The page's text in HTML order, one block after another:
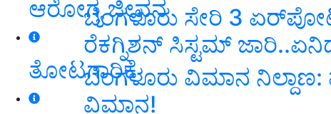
ಆರೋಗ್ಯ ಜೀವನ
ತೋಟಗಾರಿಕೆ
ಬೆಂಗಳೂರು ಸೇರಿ 3
ರೆಕಗ್ನಿಶನ್‌ ಸಿಸ್ಟಮ್‌
ಬೆಂಗಳೂರು ವಿಮಾನ
ವಿಮಾನ!